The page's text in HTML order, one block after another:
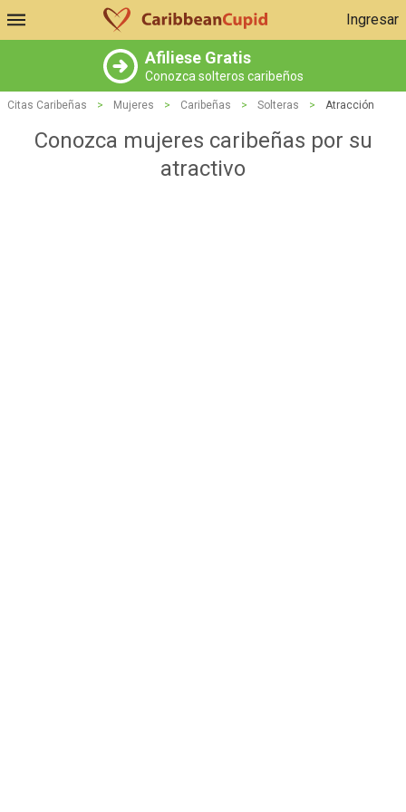
Ingresar
Afiliese Gratis
Conozca solteros caribeños
Citas Caribeñas > Mujeres > Caribeñas > Solteras > Atracción
Conozca mujeres caribeñas por su
atractivo